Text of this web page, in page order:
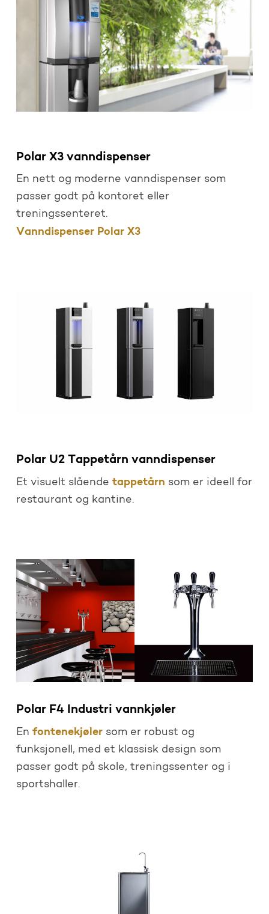
Polar X3 vanndispenser
En nett og moderne vanndispenser som
passer godt på kontoret eller
treningssenteret.
Vanndispenser Polar X3
Polar U2 Tappetårn vanndispenser
Et visuelt slående tappetårn som er ideell for
restaurant og kantine.
Polar F4 Industri vannkjøler
En fontenekjølersom er robust og
funksjonell, med et klassisk design som
passer godt på skole, treningssenter og i
sportshaller.